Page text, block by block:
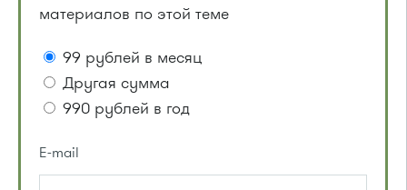
материалов по этой теме
99 рублей в месяц
Другая сумма
990 рублей в год
E-mail